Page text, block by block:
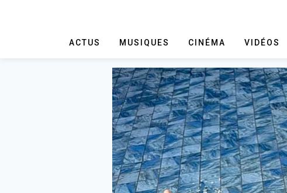
ACTUS MUSIQUES CINÉMA VIDÉOS